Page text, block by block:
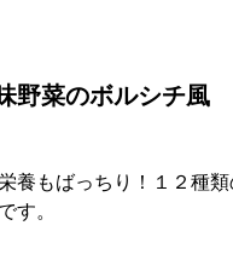
野菜のボルシチ風
養もばっちり！１２種
す。